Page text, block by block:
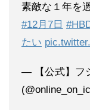
素敵な１年を
#12月7日
たい
— 【公式】フ